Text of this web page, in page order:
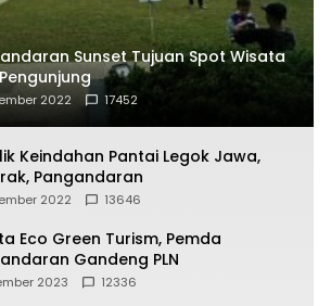
Sunset Tujuan Spot Wisata
2022 17452
Keindahan Pantai Legok Jawa,
Pangandaran
2022 13646
Eco Green Turism, Pemda
Gandeng PLN
2023 12336